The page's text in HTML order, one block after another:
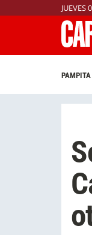
JUEVES
PAMPITA